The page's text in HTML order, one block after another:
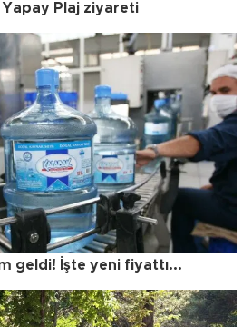
Yapay Plaj ziyareti
geldi! İşte yeni fiyattı...